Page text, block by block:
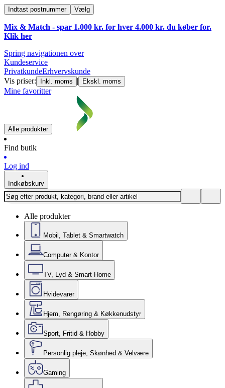
Indtast postnummer Vælg
Mix & Match - spar 1.000 kr. for hver 4.000 kr. du køber for.
Klik her
Spring navigationen over
Kundeservice
PrivatkundeErhvervskunde
Vis priser:
Inkl. moms | Ekskl. moms
Mine favoritter
Alle produkter
Find butik
Log ind
Indkøbskurv
Alle produkter
Mobil, Tablet & Smartwatch
Computer & Kontor
TV, Lyd & Smart Home
Hvidevarer
Hjem, Rengøring & Køkkenudstyr
Sport, Fritid & Hobby
Personlig pleje, Skønhed & Velvære
Gaming